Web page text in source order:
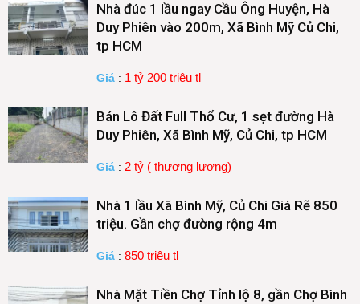
Nhà đúc 1 lầu ngay Cầu Ông Huyện, Hà
Duy Phiên vào 200m, Xã Bình Mỹ Củ Chi,
tp HCM
Giá : 1 tỷ 200 triệu tl
Bán Lô Đất Full Thổ Cư, 1 sẹt đường Hà
Duy Phiên, Xã Bình Mỹ, Củ Chi, tp HCM
Giá : 2 tỷ ( thương lượng)
Nhà 1 lầu Xã Bình Mỹ, Củ Chi Giá Rẽ 850
triệu. Gần chợ đường rộng 4m
Giá : 850 triệu tl
Nhà Mặt Tiền Chợ Tỉnh lộ 8, gần Chợ Bình